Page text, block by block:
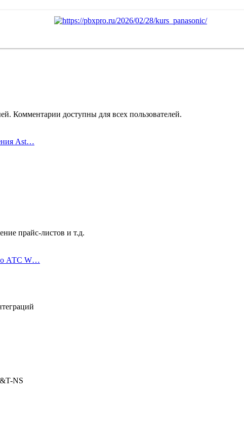
Комментарии доступны для всех пользователей.
Ast…
прайс-листов и т.д.
АТС W…
NS